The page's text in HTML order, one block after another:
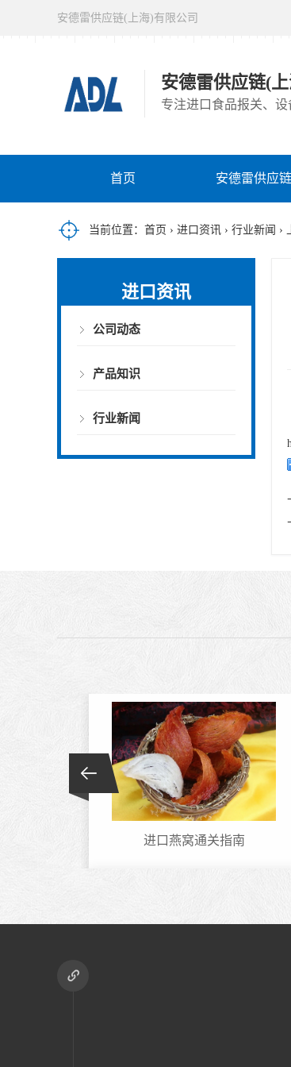
安德雷供应链(上海)有限公司
安德雷供应链(
专注进口食品报关、
首页 安德雷供应链
当前位置： 首页 › 进口资讯 › 行业新闻 ›
进口资讯
公司动态
产品知识
行业新闻
进口燕窝通关指南